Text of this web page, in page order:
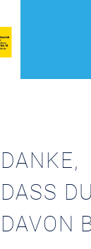
DANKE,
DASS
DAVON